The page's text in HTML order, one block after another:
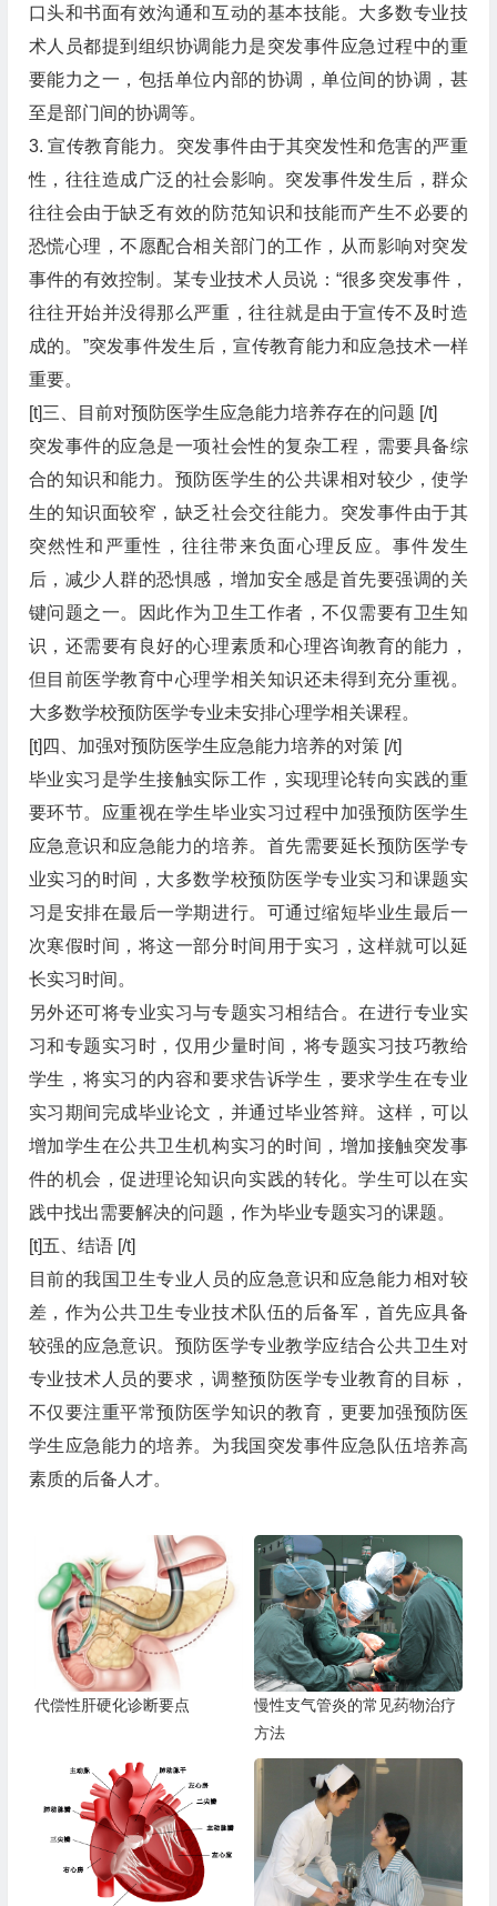
口头和书面有效沟通和互动的基本技能。大多数专业技
术人员都提到组织协调能力是突发事件应急过程中的重
要能力之一，包括单位内部的协调，单位间的协调，甚
至是部门间的协调等。
3. 宣传教育能力。突发事件由于其突发性和危害的严重
性，往往造成广泛的社会影响。突发事件发生后，群众
往往会由于缺乏有效的防范知识和技能而产生不必要的
恐慌心理，不愿配合相关部门的工作，从而影响对突发
事件的有效控制。某专业技术人员说：“很多突发事件，
往往开始并没得那么严重，往往就是由于宣传不及时造
成的。”突发事件发生后，宣传教育能力和应急技术一样
重要。
[t]三、目前对预防医学生应急能力培养存在的问题 [/t]
突发事件的应急是一项社会性的复杂工程，需要具备综
合的知识和能力。预防医学生的公共课相对较少，使学
生的知识面较窄，缺乏社会交往能力。突发事件由于其
突然性和严重性，往往带来负面心理反应。事件发生
后，减少人群的恐惧感，增加安全感是首先要强调的关
键问题之一。因此作为卫生工作者，不仅需要有卫生知
识，还需要有良好的心理素质和心理咨询教育的能力，
但目前医学教育中心理学相关知识还未得到充分重视。
大多数学校预防医学专业未安排心理学相关课程。
[t]四、加强对预防医学生应急能力培养的对策 [/t]
毕业实习是学生接触实际工作，实现理论转向实践的重
要环节。应重视在学生毕业实习过程中加强预防医学生
应急意识和应急能力的培养。首先需要延长预防医学专
业实习的时间，大多数学校预防医学专业实习和课题实
习是安排在最后一学期进行。可通过缩短毕业生最后一
次寒假时间，将这一部分时间用于实习，这样就可以延
长实习时间。
另外还可将专业实习与专题实习相结合。在进行专业实
习和专题实习时，仅用少量时间，将专题实习技巧教给
学生，将实习的内容和要求告诉学生，要求学生在专业
实习期间完成毕业论文，并通过毕业答辩。这样，可以
增加学生在公共卫生机构实习的时间，增加接触突发事
件的机会，促进理论知识向实践的转化。学生可以在实
践中找出需要解决的问题，作为毕业专题实习的课题。
[t]五、结语 [/t]
目前的我国卫生专业人员的应急意识和应急能力相对较
差，作为公共卫生专业技术队伍的后备军，首先应具备
较强的应急意识。预防医学专业教学应结合公共卫生对
专业技术人员的要求，调整预防医学专业教育的目标，
不仅要注重平常预防医学知识的教育，更要加强预防医
学生应急能力的培养。为我国突发事件应急队伍培养高
素质的后备人才。
代偿性肝硬化诊断要点
慢性支气管炎的常见药物治疗
方法